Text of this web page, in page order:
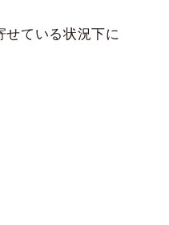
せている状況下に